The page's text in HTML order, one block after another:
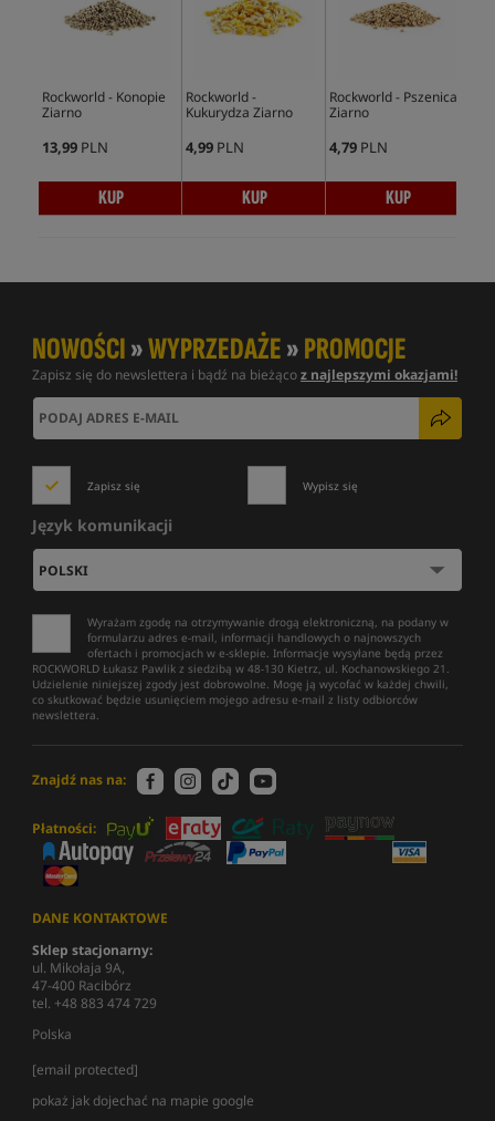
Rockworld - Konopie
Ziarno
13,99 PLN
KUP
Rockworld -
Kukurydza Ziarno
4,99 PLN
KUP
Rockworld - Pszenica
Ziarno
4,79 PLN
KUP
NOWOŚCI»WYPRZEDAŻE»PROMOCJE
Zapisz się do newslettera i bądź na bieżącoz najlepszymi okazjami!
Zapisz się Wypisz się
Język komunikacji
Wyrażam zgodę na otrzymywanie drogą elektroniczną, na podany w
formularzu adres e-mail, informacji handlowych o najnowszych
ofertach i promocjach w e-sklepie. Informacje wysyłane będą przez
ROCKWORLD Łukasz Pawlik z siedzibą w 48-130 Kietrz, ul. Kochanowskiego 21.
Udzielenie niniejszej zgody jest dobrowolne. Mogę ją wycofać w każdej chwili,
co skutkować będzie usunięciem mojego adresu e-mail z listy odbiorców
newslettera.
Znajdź nas na:
Płatności:
DANE KONTAKTOWE
Sklep stacjonarny:
ul. Mikołaja 9A,
47-400 Racibórz
tel. +48 883 474 729
Polska
[email protected]
pokaż jak dojechać na mapie google